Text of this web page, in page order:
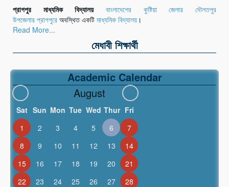
প্রাগপুর মাধ্যমিক বিদ্যালয় বাংলাদেশের কুষ্টিয়া জেলার
দৌলতপুর
উপজেলার প্রাগপুরে অবস্থিত একটি মাধ্যমিক বিদ্যালয় ।
Read More...
মেধাবী শিক্ষার্থী
Academic Calendar
August
Sat Sun Mon Tue Wed Thur Fri
1
2 3 4 5 6
7
8
9 10 11 12 13
14
15
16 17 18 19 20
21
22
23 24 25 26 27
28